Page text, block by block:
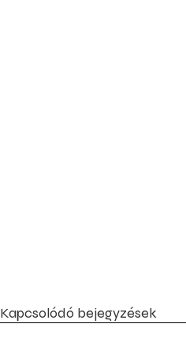
Kapcsolódó bejegyzések